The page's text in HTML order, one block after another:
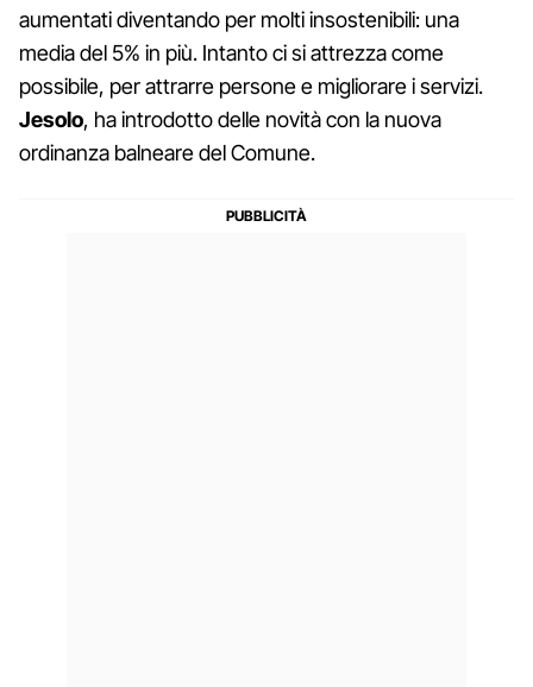
aumentati diventando per molti insostenibili: una
media del 5% in più. Intanto ci si attrezza come
possibile, per attrarre persone e migliorare i servizi.
Jesolo, ha introdotto delle novità con la nuova
ordinanza balneare del Comune.